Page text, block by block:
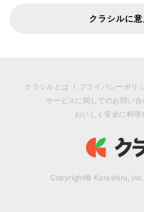
クラシルに
クラシルとは プライバシーポリ
サービスに関してのお問い合
おいしく安全に料理
Copyright© Kurashiru,